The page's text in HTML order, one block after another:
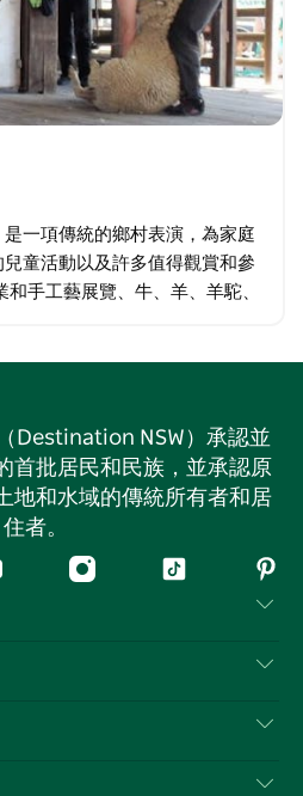
一項傳統的鄉村表演，為家庭
童活動以及許多值得觀賞和參
手工藝展覽、牛、羊、羊駝、
Destination NSW）承認並
首批居民和民族，並承認原
地和水域的傳統所有者和居
住者。
Instagram抖